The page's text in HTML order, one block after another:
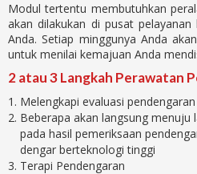
Modul tertentu membutuhkan
akan dilakukan di pusat
Anda. Setiap minggunya Anda
untuk menilai kemajuan Anda
2 atau 3 Langkah Perawatan
Melengkapi evaluasi pendengaran
Beberapa akan langsung menuju
pada hasil pemeriksaan
dengar berteknologi tinggi
Terapi Pendengaran